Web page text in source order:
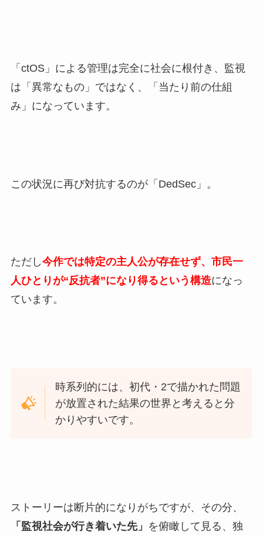
「ctOS」による管理は完全に社会に根付き、監視
は「異常なもの」ではなく、「当たり前の仕組
み」になっています。
この状況に再び対抗するのが「DedSec」。
ただし今作では特定の主人公が存在せず、市民一
人ひとりが“反抗者”になり得るという構造になっ
ています。
時系列的には、初代・2で描かれた問題
が放置された結果の世界と考えると分
かりやすいです。
ストーリーは断片的になりがちですが、その分、
「監視社会が行き着いた先」 を俯瞰して見る、独